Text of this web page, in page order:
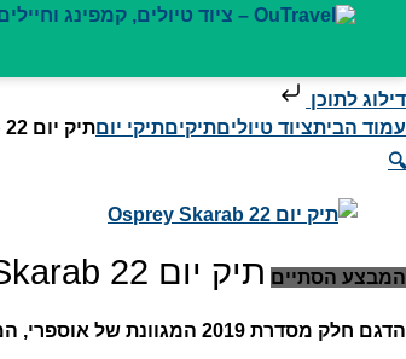
דילוג לתוכן
עמוד הביתציוד טיוליםתיקיםתיקי יוםתיק יום Osprey Skarab 22
🔍
המבצע הסתיים תיק יום Osprey Skarab 22
הדגם חלק מסדרת 2019 המגוונת של אוספרי, המתאימה למגוון סוגי ספורט וטיולים! .